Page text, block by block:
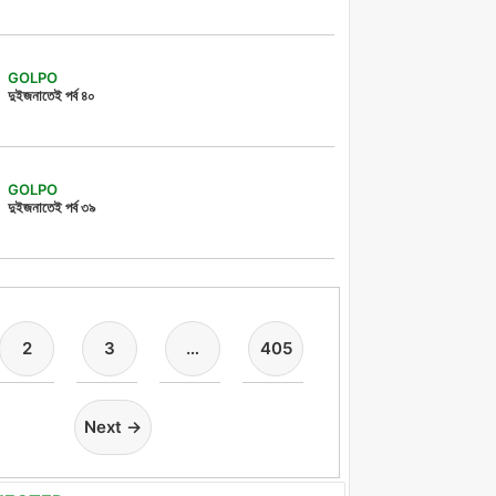
GOLPO
দুইজনাতেই পর্ব ৪০
GOLPO
দুইজনাতেই পর্ব ৩৯
2 3 … 405
Next →